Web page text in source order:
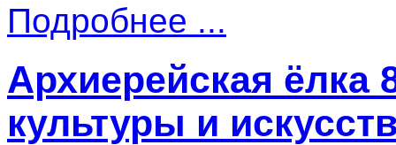
Подробнее ...
Архиерейская ёлка
культуры и